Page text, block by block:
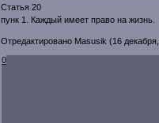
Статья 20
пунк 1. Каждый имеет право на жизнь.
Отредактировано Masusik (16
0